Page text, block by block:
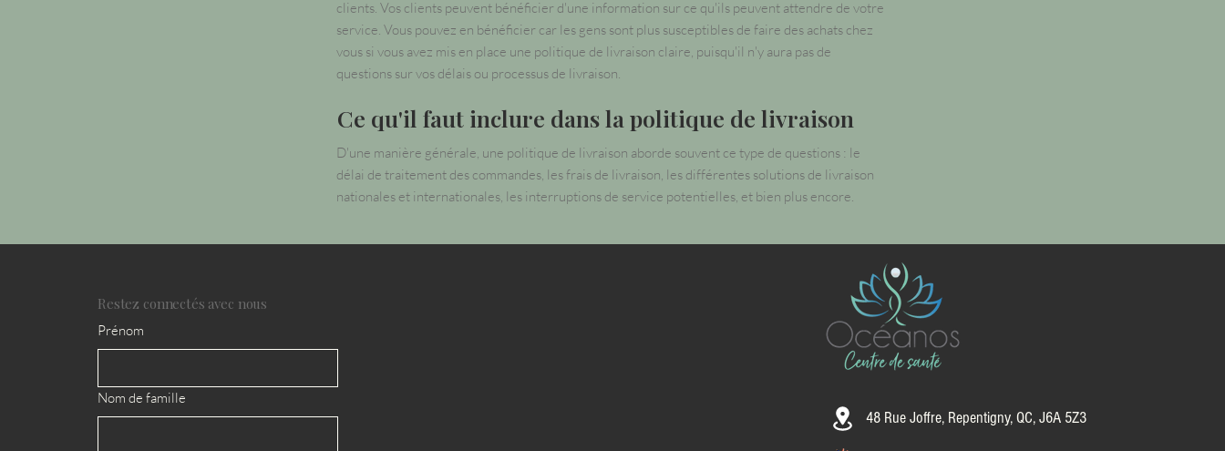
clients. Vos clients peuvent bénéficier d'une information sur ce qu'ils peuvent attendre de votre
service. Vous pouvez en bénéficier car les gens sont plus susceptibles de faire des achats chez
vous si vous avez mis en place une politique de livraison claire, puisqu'il n'y aura pas de
questions sur vos délais ou processus de livraison.
Ce qu'il faut inclure dans la politique de livraison
D'une manière générale, une politique de livraison aborde souvent ce type de questions : le
délai de traitement des commandes, les frais de livraison, les différentes solutions de livraison
nationales et internationales, les interruptions de service potentielles, et bien plus encore.
Restez connectés avec nous
Prénom
Nom de famille
48 Rue Joffre, Repentigny, QC, J6A 5Z3